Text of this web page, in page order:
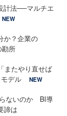
計法──マルチエ
NEW
か？企業の
勘所
またやり直せば
デル
NEW
らないのか BI導
諦は